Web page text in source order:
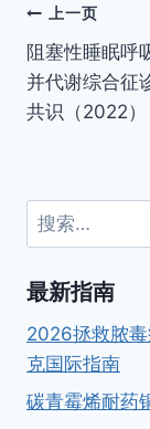
文
章
导
上一页
阻塞性睡眠呼
并代谢综合征
共识（2022）
搜
索：
最新指南
2026拯救脓
克国际指南
碳青霉烯耐药